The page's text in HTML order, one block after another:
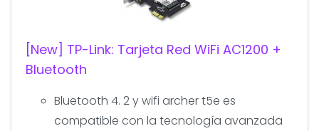
[New] TP-Link: Tarjeta Red WiFi AC1200 +
Bluetooth
Bluetooth 4. 2 y wifi archer t5e es
compatible con la tecnología avanzada